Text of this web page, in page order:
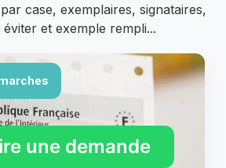
case, exemplaires, signataires,
et exemple rempli...
une demande